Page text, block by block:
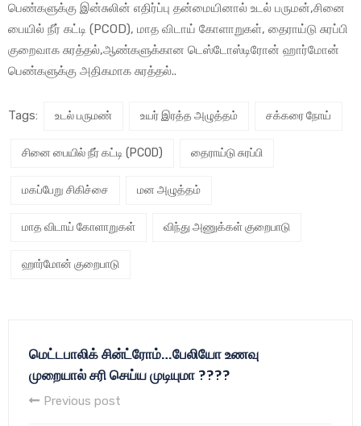
பெண்களுக்கு இன்சுலின் எதிர்ப்பு தன்மையினால் உடல் பருமன்,சினை
பையில் நீர் கட்டி (PCOD), மாத விடாய் கோளாறுகள், தைராய்டு சுரப்பி
குறைவாக சுரத்தல்,ஆண்களுக்கான டெஸ்டோஸ்டிரோன் ஹார்மோன்
பெண்களுக்கு அதிகமாக சுரத்தல்..
Tags: உடல் பருமண் உயர் இரத்த அழுத்தம் சக்கரை நோய்
சினை பையில் நீர் கட்டி (PCOD) தைராய்டு சுரப்பி
மகப்பேறு சிகிச்சை மன அழுத்தம்
மாத விடாய் கோளாறுகள் விந்து அணுக்கள் குறைபாடு
ஹார்மோன் குறைபாடு
மெட்டபாலிக் சின்ட்ரோம்…பேலியோ உணவு
முறையால் சரி செய்ய முடியுமா ????
Previous post